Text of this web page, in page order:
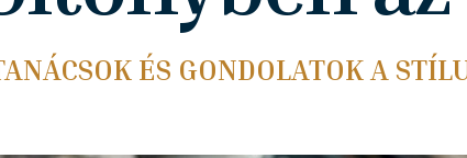
ÉS GONDOLATOK A